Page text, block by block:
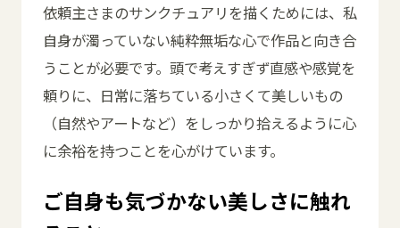
依頼主さまのサンクチュアリを描くためには、私
自身が濁っていない純粋無垢な心で作品と向き合
うことが必要です。頭で考えすぎず直感や感覚を
頼りに、日常に落ちている小さくて美しいもの
（自然やアートなど）をしっかり拾えるように心
に余裕を持つことを心がけています。
ご自身も気づかない美しさに触れ